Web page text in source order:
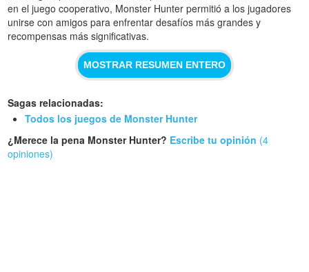
en el juego cooperativo, Monster Hunter permitió a los jugadores
unirse con amigos para enfrentar desafíos más grandes y
recompensas más significativas.
MOSTRAR RESUMEN ENTERO
Sagas relacionadas:
Todos los juegos de Monster Hunter
¿Merece la pena Monster Hunter? Escribe tu opinión (4
opiniones)